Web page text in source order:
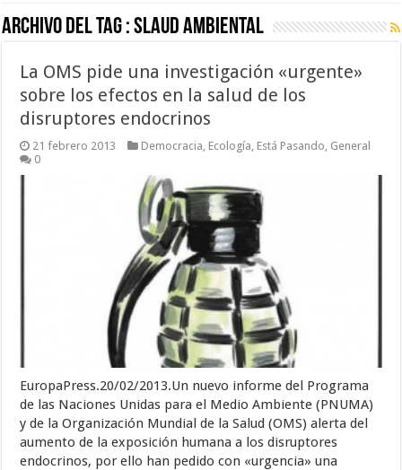
Archivo del tag :slaud ambiental
La OMS pide una investigación «urgente»
sobre los efectos en la salud de los
disruptores endocrinos
21 febrero 2013 Democracia, Ecología, Está Pasando, General
0
EuropaPress.20/02/2013.Un nuevo informe del Programa
de las Naciones Unidas para el Medio Ambiente (PNUMA)
y de la Organización Mundial de la Salud (OMS) alerta del
aumento de la exposición humana a los disruptores
endocrinos, por ello han pedido con «urgencia» una